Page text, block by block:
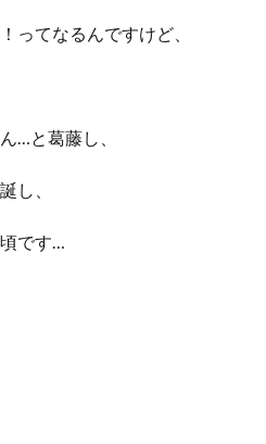
ってなるんですけど、
…と葛藤し、
し、
です…